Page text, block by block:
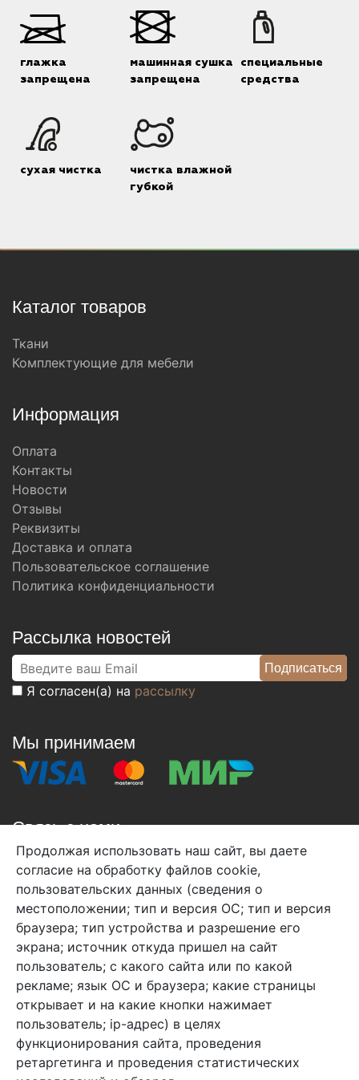
глажка
запрещена
машинная сушка
запрещена
специальные
средства
сухая чистка
чистка влажной
губкой
Каталог товаров
Ткани
Комплектующие для мебели
Информация
Оплата
Контакты
Новости
Отзывы
Реквизиты
Доставка и оплата
Пользовательское соглашение
Политика конфиденциальности
Рассылка новостей
Я согласен(а) на рассылку
Мы принимаем
Связь с нами
+7 (495) 933-38-08
info@arben-textile.ru- оптовые продажи
Арбен текстиль г. Щелково, пер.
1-й Советский д.25, владение 2.
Мы в соц. сетях
Продолжая использовать наш сайт, вы даете
согласие на обработку файлов cookie,
пользовательских данных (сведения о
местоположении; тип и версия ОС; тип и версия
браузера; тип устройства и разрешение его
экрана; источник откуда пришел на сайт
пользователь; с какого сайта или по какой
рекламе; язык ОС и браузера; какие страницы
открывает и на какие кнопки нажимает
пользователь; ip-адрес) в целях
функционирования сайта, проведения
ретаргетинга и проведения статистических